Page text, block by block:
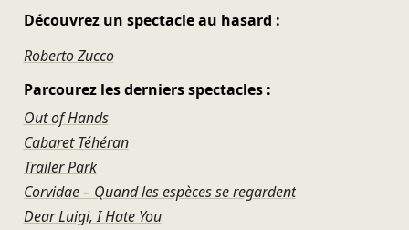
Découvrez un spectacle au hasard :
Roberto Zucco
Parcourez les derniers spectacles :
Out of Hands
Cabaret Téhéran
Trailer Park
Corvidae – Quand les espèces se regardent
Dear Luigi, I Hate You